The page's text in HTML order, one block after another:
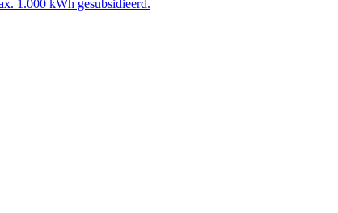
1.000 kWh gesubsidieerd.